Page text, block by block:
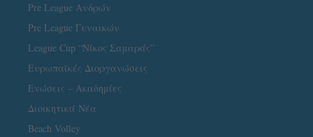
Pre League Ανδρών
Pre League Γυναικών
League Cup “Νίκος Σαμαράς”
Ευρωπαϊκές Διοργανώσεις
Ενώσεις – Ακαδημίες
Διοικητικά Νέα
Beach Volley